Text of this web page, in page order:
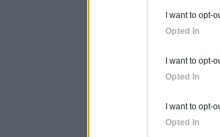
I want to opt-
Opted In
I want to opt-
Opted In
I want to opt-
Opted In